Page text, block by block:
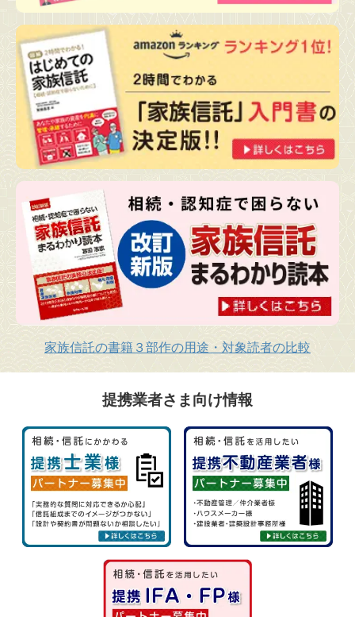
家族信託の書籍３部作の用途・対象読者の比較
提携業者さま向け情報